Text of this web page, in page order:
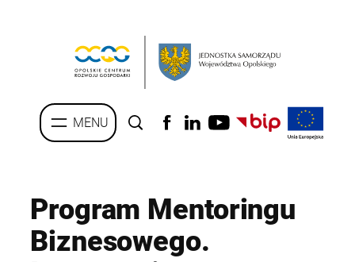
Program Mentoringu
Biznesowego.